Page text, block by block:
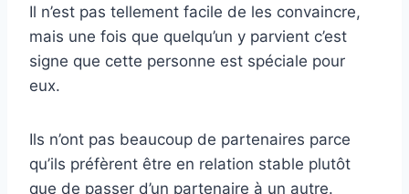
Il n’est pas tellement facile de les convaincre,
mais une fois que quelqu’un y parvient c’est
signe que cette personne est spéciale pour
eux.
Ils n’ont pas beaucoup de partenaires parce
qu’ils préfèrent être en relation stable plutôt
que de passer d’un partenaire à un autre.